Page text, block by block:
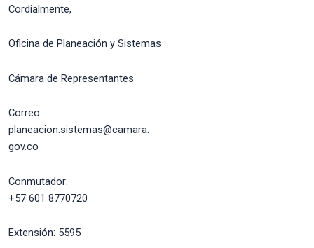
Cordialmente,
Oficina de Planeación y Sistemas
Cámara de Representantes
Correo:
planeacion.sistemas@camara.
gov.co
Conmutador:
+57 601 8770720
Extensión: 5595